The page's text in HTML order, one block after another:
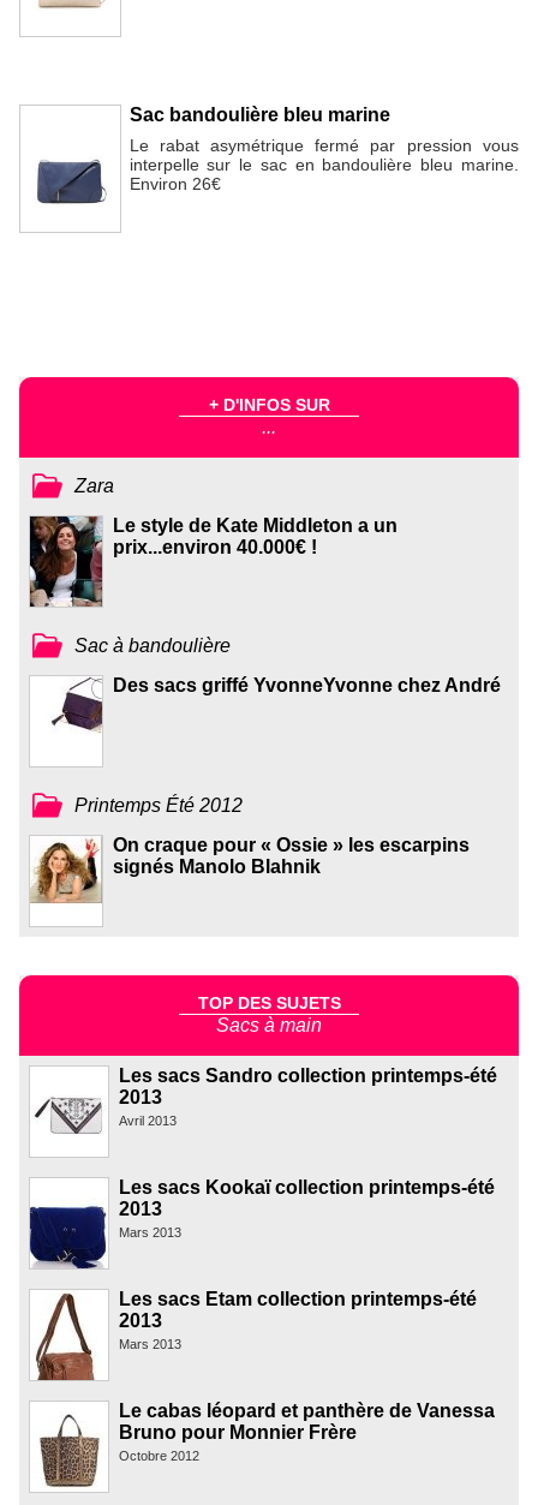
Sac bandoulière bleu marine
Le rabat asymétrique fermé par pression vous
interpelle sur le sac en bandoulière bleu marine.
Environ 26€
+ D'INFOS SUR
...
Zara
Le style de Kate Middleton a un
prix...environ 40.000€ !
Sac à bandoulière
Des sacs griffé YvonneYvonne chez André
Printemps Été 2012
On craque pour « Ossie » les escarpins
signés Manolo Blahnik
TOP DES SUJETS
Sacs à main
Les sacs Sandro collection printemps-été
2013
Avril 2013
Les sacs Kookaï collection printemps-été
2013
Mars 2013
Les sacs Etam collection printemps-été
2013
Mars 2013
Le cabas léopard et panthère de Vanessa
Bruno pour Monnier Frère
Octobre 2012